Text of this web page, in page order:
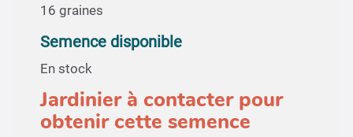
16 graines
Semence disponible
En stock
Jardinier à contacter pour
obtenir cette semence